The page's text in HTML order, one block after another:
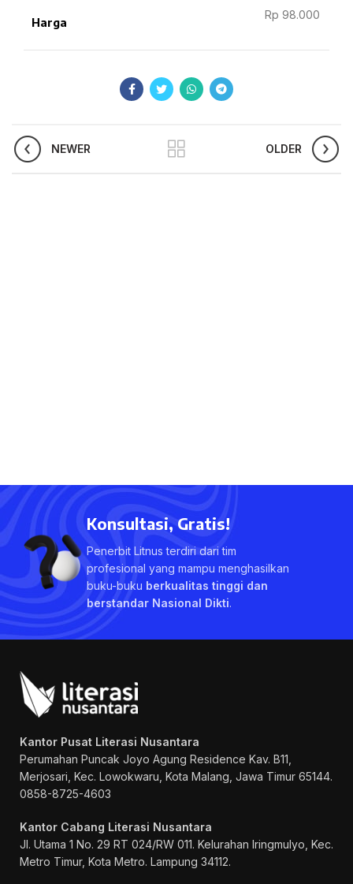
Harga
Rp 98.000
NEWER OLDER
Konsultasi, Gratis!
Penerbit Litnus terdiri dari tim
profesional yang mampu menghasilkan
buku-buku berkualitas tinggi dan
berstandar Nasional Dikti.
Kantor Pusat Literasi Nusantara
Perumahan Puncak Joyo Agung Residence Kav. B11,
Merjosari, Kec. Lowokwaru, Kota Malang, Jawa Timur 65144.
0858-8725-4603
Kantor Cabang Literasi Nusantara
Jl. Utama 1 No. 29 RT 024/RW 011. Kelurahan Iringmulyo, Kec.
Metro Timur, Kota Metro. Lampung 34112.